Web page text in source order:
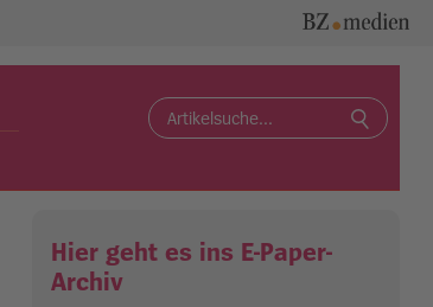
Search
for:
Hier geht es ins E-Paper-
Archiv